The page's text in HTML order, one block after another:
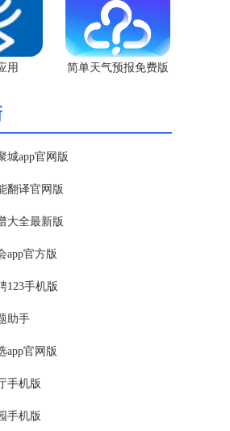
用 简单天气预报免费版
城app官网版
翻译官网版
大全最新版
app官方版
123手机版
助手
app官网版
手机版
手机版